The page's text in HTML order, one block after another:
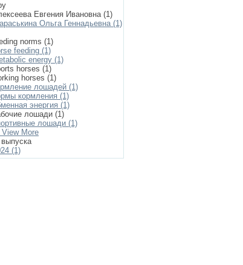
Евгения Ивановна (1)
Ольга Геннадьевна (1)
norms (1)
feeding (1)
energy (1)
horses (1)
horses (1)
лошадей (1)
кормления (1)
энергия (1)
лошади (1)
лошади (1)
View More
(1)